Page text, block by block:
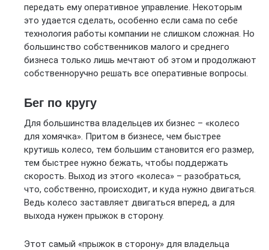
передать ему оперативное управление. Некоторым
это удается сделать, особенно если сама по себе
технология работы компании не слишком сложная. Но
большинство собственников малого и среднего
бизнеса только лишь мечтают об этом и продолжают
собственноручно решать все оперативные вопросы.
Бег по кругу
Для большинства владельцев их бизнес – «колесо
для хомячка». Притом в бизнесе, чем быстрее
крутишь колесо, тем большим становится его размер,
тем быстрее нужно бежать, чтобы поддержать
скорость. Выход из этого «колеса» – разобраться,
что, собственно, происходит, и куда нужно двигаться.
Ведь колесо заставляет двигаться вперед, а для
выхода нужен прыжок в сторону.
Этот самый «прыжок в сторону» для владельца